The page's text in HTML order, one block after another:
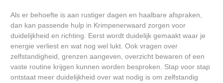
Als er behoefte is aan rustiger dagen en haalbare afspraken,
dan kan passende hulp in Krimpenerwaard zorgen voor
duidelijkheid en richting. Eerst wordt duidelijk gemaakt waar je
energie verliest en wat nog wel lukt. Ook vragen over
zelfstandigheid, grenzen aangeven, overzicht bewaren of een
vaste routine krijgen kunnen worden besproken. Stap voor stap
ontstaat meer duidelijkheid over wat nodig is om zelfstandig